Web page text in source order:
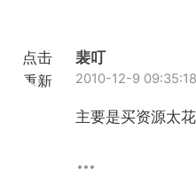
点击
重新
裴叮
2010-12-9 09:35:18
主要是买资源太